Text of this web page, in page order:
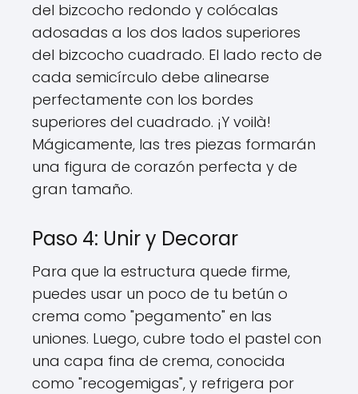
del bizcocho redondo y colócalas
adosadas a los dos lados superiores
del bizcocho cuadrado. El lado recto de
cada semicírculo debe alinearse
perfectamente con los bordes
superiores del cuadrado. ¡Y voilà!
Mágicamente, las tres piezas formarán
una figura de corazón perfecta y de
gran tamaño.
Paso 4: Unir y Decorar
Para que la estructura quede firme,
puedes usar un poco de tu betún o
crema como "pegamento" en las
uniones. Luego, cubre todo el pastel con
una capa fina de crema, conocida
como "recogemigas", y refrigera por